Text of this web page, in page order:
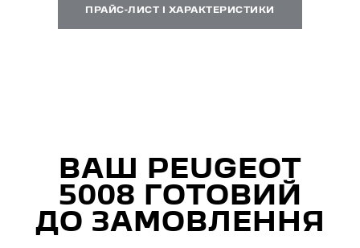
ПРАЙС-ЛИСТ І ХАРАКТЕРИСТИКИ
ВАШ PEUGEOT
5008 ГОТОВИЙ
ДО ЗАМОВЛЕННЯ